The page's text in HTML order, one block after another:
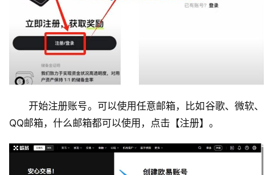
开始注册账号。可以使用任意邮箱，比如谷歌、微软、
QQ邮箱，什么邮箱都可以使用，点击【注册】。